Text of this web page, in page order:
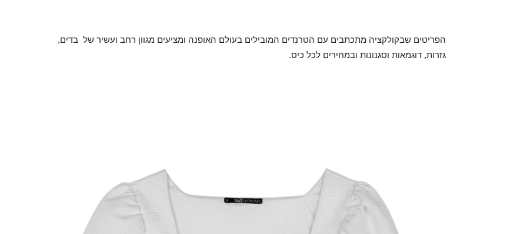
הפריטים שבקולקציה מתכתבים עם הטרנדים המובילים בעולם האופנה ומציעים מגוון רחב ועשיר של בדים,
גזרות, דוגמאות וסגנונות ובמחירים לכל כיס.